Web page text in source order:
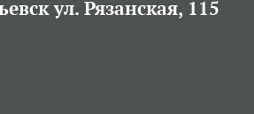
ул. Рязанская, 115